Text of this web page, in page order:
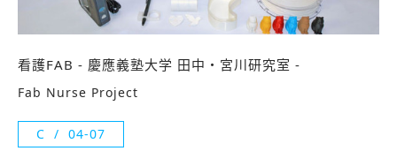
看護FAB - 慶應義塾大学 田中・宮川研究室 -
Fab Nurse Project
C 04-07